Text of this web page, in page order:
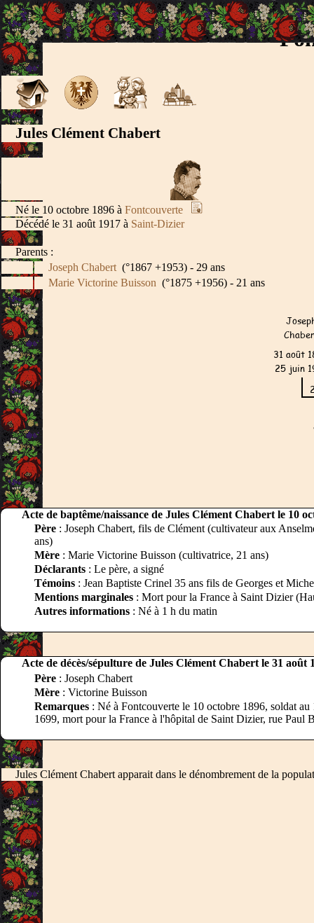
Jules Clément Chabert
Né le 10 octobre 1896 à Fontcouverte
Décédé le 31 août 1917 à Saint-Dizier
Parents :
Joseph Chabert (°1867 +1953) - 29 ans
Marie Victorine Buisson (°1875 +1956) - 21 ans
Acte de baptême/naissance de Jules Clément Chabert le 10
Père : Joseph Chabert, fils de Clément (cultivateur aux
ans)
Mère : Marie Victorine Buisson (cultivatrice, 21 ans)
Déclarants : Le père, a signé
Témoins : Jean Baptiste Crinel 35 ans fils de Georges et
Mentions marginales : Mort pour la France à Saint Dizier
Autres informations : Né à 1 h du matin
Acte de décès/sépulture de Jules Clément Chabert le 31 août
Père : Joseph Chabert
Mère : Victorine Buisson
Remarques : Né à Fontcouverte le 10 octobre 1896, soldat
1699, mort pour la France à l'hôpital de Saint Dizier, rue Paul
Jules Clément Chabert apparait dans le dénombrement de la